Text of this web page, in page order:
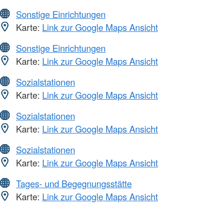
Sonstige Einrichtungen
Karte: Link zur Google Maps Ansicht
Sonstige Einrichtungen
Karte: Link zur Google Maps Ansicht
Sozialstationen
Karte: Link zur Google Maps Ansicht
Sozialstationen
Karte: Link zur Google Maps Ansicht
Sozialstationen
Karte: Link zur Google Maps Ansicht
Tages- und Begegnungsstätte
Karte: Link zur Google Maps Ansicht